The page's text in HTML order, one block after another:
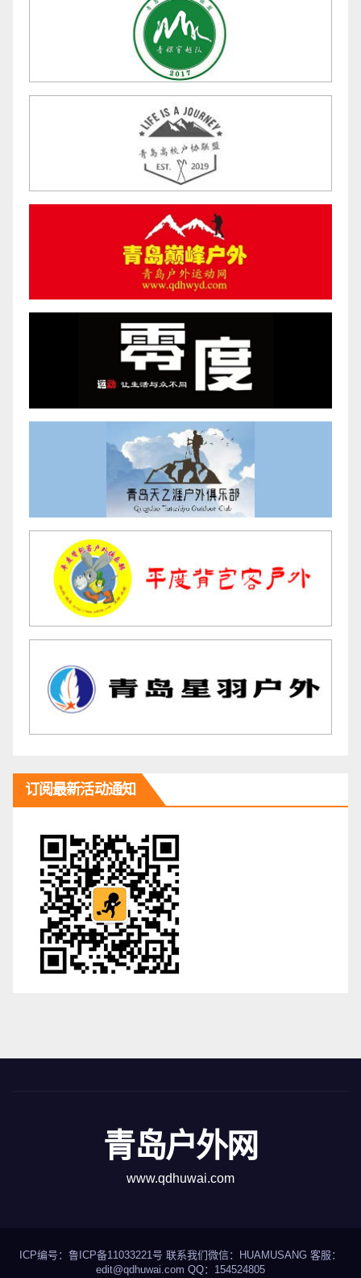
订阅最新活动通知
青岛户外网
www.qdhuwai.com
ICP编号： 鲁ICP备11033221号 联系我们微信：HUAMUSANG 客服：
edit@qdhuwai.com QQ： 154524805